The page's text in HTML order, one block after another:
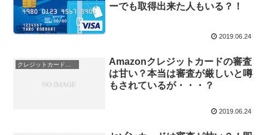
ーでも取得出来た人もいる？！
2019.06.24
クレジットカード会社
Amazonクレジットカードの審査
は甘い？本当は審査が厳しいと噂
もされているが・・・？
2019.06.24